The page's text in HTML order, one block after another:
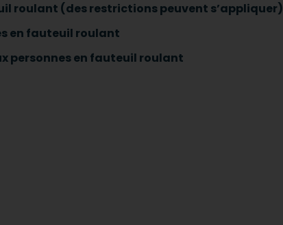
roulant (des restrictions peuvent s’appliquer)
en fauteuil roulant
personnes en fauteuil roulant